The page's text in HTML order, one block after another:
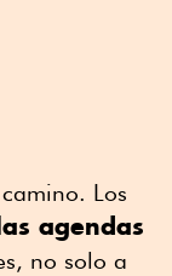
Los
las agendas
no solo a